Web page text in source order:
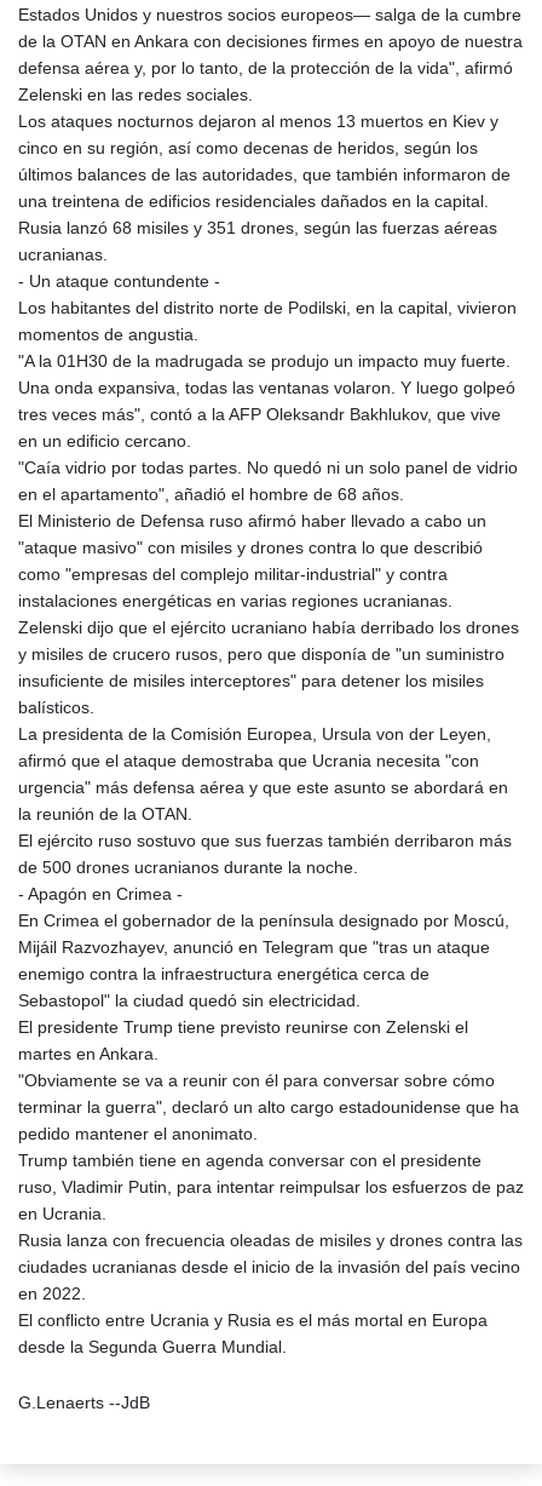
Estados Unidos y nuestros socios europeos— salga de la cumbre
de la OTAN en Ankara con decisiones firmes en apoyo de nuestra
defensa aérea y, por lo tanto, de la protección de la vida", afirmó
Zelenski en las redes sociales.
Los ataques nocturnos dejaron al menos 13 muertos en Kiev y
cinco en su región, así como decenas de heridos, según los
últimos balances de las autoridades, que también informaron de
una treintena de edificios residenciales dañados en la capital.
Rusia lanzó 68 misiles y 351 drones, según las fuerzas aéreas
ucranianas.
- Un ataque contundente -
Los habitantes del distrito norte de Podilski, en la capital, vivieron
momentos de angustia.
"A la 01H30 de la madrugada se produjo un impacto muy fuerte.
Una onda expansiva, todas las ventanas volaron. Y luego golpeó
tres veces más", contó a la AFP Oleksandr Bakhlukov, que vive
en un edificio cercano.
"Caía vidrio por todas partes. No quedó ni un solo panel de vidrio
en el apartamento", añadió el hombre de 68 años.
El Ministerio de Defensa ruso afirmó haber llevado a cabo un
"ataque masivo" con misiles y drones contra lo que describió
como "empresas del complejo militar-industrial" y contra
instalaciones energéticas en varias regiones ucranianas.
Zelenski dijo que el ejército ucraniano había derribado los drones
y misiles de crucero rusos, pero que disponía de "un suministro
insuficiente de misiles interceptores" para detener los misiles
balísticos.
La presidenta de la Comisión Europea, Ursula von der Leyen,
afirmó que el ataque demostraba que Ucrania necesita "con
urgencia" más defensa aérea y que este asunto se abordará en
la reunión de la OTAN.
El ejército ruso sostuvo que sus fuerzas también derribaron más
de 500 drones ucranianos durante la noche.
- Apagón en Crimea -
En Crimea el gobernador de la península designado por Moscú,
Mijáil Razvozhayev, anunció en Telegram que "tras un ataque
enemigo contra la infraestructura energética cerca de
Sebastopol" la ciudad quedó sin electricidad.
El presidente Trump tiene previsto reunirse con Zelenski el
martes en Ankara.
"Obviamente se va a reunir con él para conversar sobre cómo
terminar la guerra", declaró un alto cargo estadounidense que ha
pedido mantener el anonimato.
Trump también tiene en agenda conversar con el presidente
ruso, Vladimir Putin, para intentar reimpulsar los esfuerzos de paz
en Ucrania.
Rusia lanza con frecuencia oleadas de misiles y drones contra las
ciudades ucranianas desde el inicio de la invasión del país vecino
en 2022.
El conflicto entre Ucrania y Rusia es el más mortal en Europa
desde la Segunda Guerra Mundial.
G.Lenaerts --JdB